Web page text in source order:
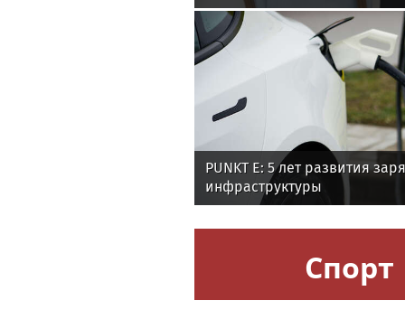
PUNKT E: 5 лет развития
инфраструктуры
Спорт